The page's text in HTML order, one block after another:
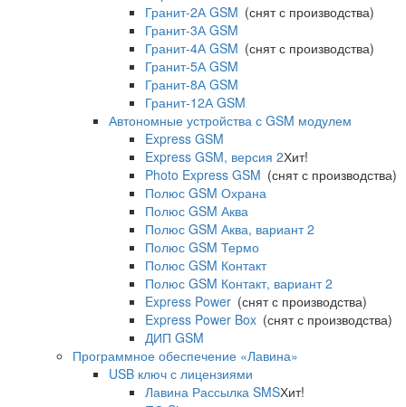
Гранит-2А GSM (снят с производства)
Гранит-3А GSM
Гранит-4А GSM (снят с производства)
Гранит-5А GSM
Гранит-8А GSM
Гранит-12А GSM
Автономные устройства с GSM модулем
Express GSM
Express GSM, версия 2Хит!
Photo Express GSM (снят с производства)
Полюс GSM Охрана
Полюс GSM Аква
Полюс GSM Аква, вариант 2
Полюс GSM Термо
Полюс GSM Контакт
Полюс GSM Контакт, вариант 2
Express Power (снят с производства)
Express Power Box (снят с производства)
ДИП GSM
Программное обеспечение «Лавина»
USB ключ с лицензиями
Лавина Рассылка SMSХит!